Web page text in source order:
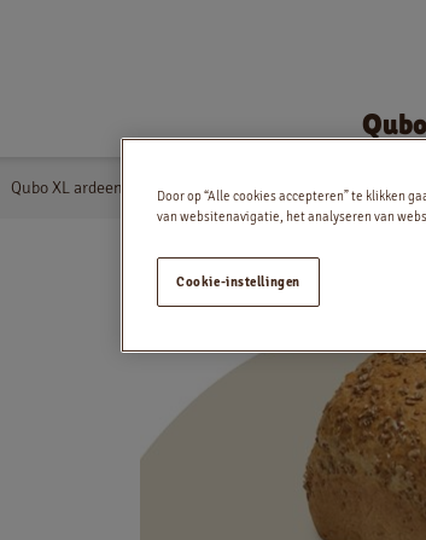
Qubo XL ardeens 800gDoor op “Alle cookies accepteren” te klikken
van websitenavigatie, het analyseren van
Cookie-instellingen